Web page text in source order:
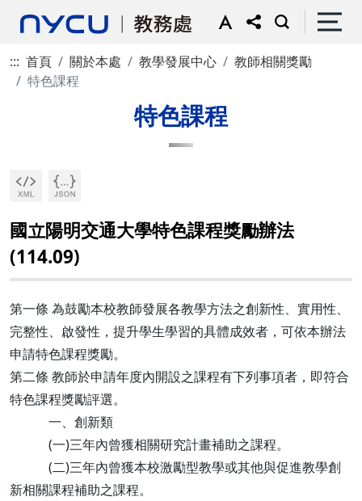
::: 首頁 關於本處 教學發展中心
教師相關獎勵
特色課程
特色課程
國立陽明交通大學特色課程獎勵辦法
(114.09)
第一條 為鼓勵本校教師發展各教學方法之創新性、實用性、
完整性、啟發性，提升學生學習的具體成效者，可依本辦法
申請特色課程獎勵。
第二條 教師於申請年度內開設之課程有下列事項者，即符合
特色課程獎勵評選。
一、創新類
(一)三年內曾獲相關研究計畫補助之課程。
(二)三年內曾獲本校激勵型教學或其他與促進教學創
新相關課程補助之課程。